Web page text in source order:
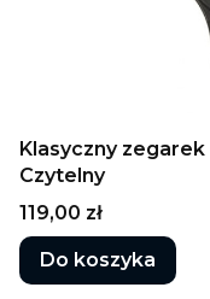
Klasyczny zegarek
Czytelny
Cena
119,00 zł
Do koszyka